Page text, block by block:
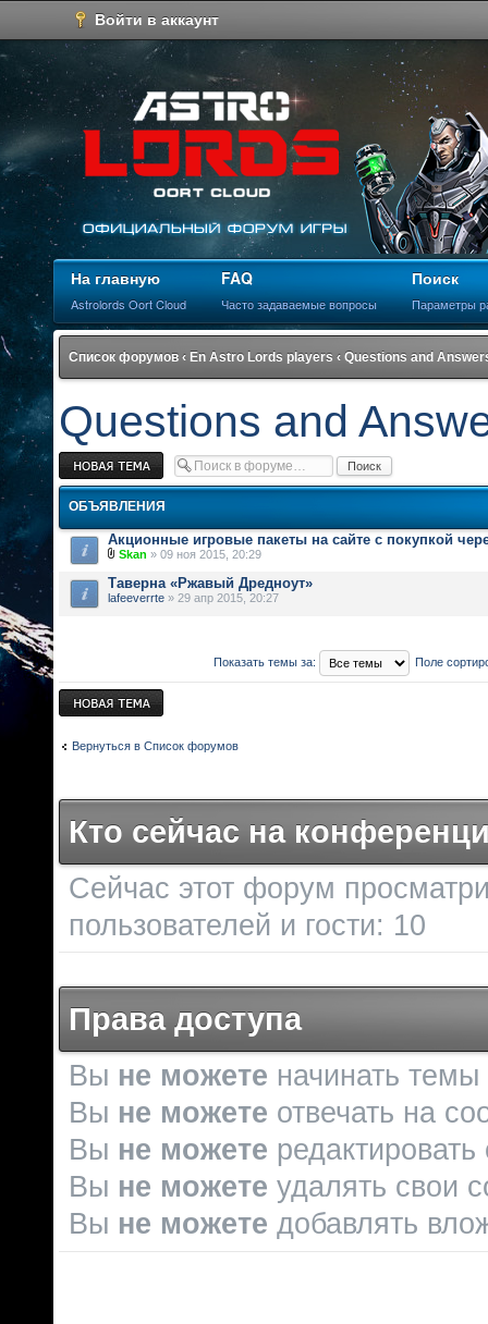
Войти в аккаунт
На главную
Astrolords Oort Cloud
FAQ
Часто задаваемые вопросы
Поиск
Параметры
Список форумов ‹ En Astro Lords players ‹ Questions and
Questions and
Новая тема
ОБЪЯВЛЕНИЯ
Акционные игровые пакеты на сайте с покупкой
Skan » 09 ноя 2015, 20:29
Таверна «Ржавый Дредноут»
lafeeverrte » 29 апр 2015, 20:27
Показать темы за: Поле
Новая тема
Вернуться в Список форумов
Кто сейчас на
Сейчас этот форум
пользователей и гости: 10
Права доступа
Вы не можете начинать темы
Вы не можете отвечать на
Вы не можете
Вы не можете удалять свои
Вы не можете добавлять